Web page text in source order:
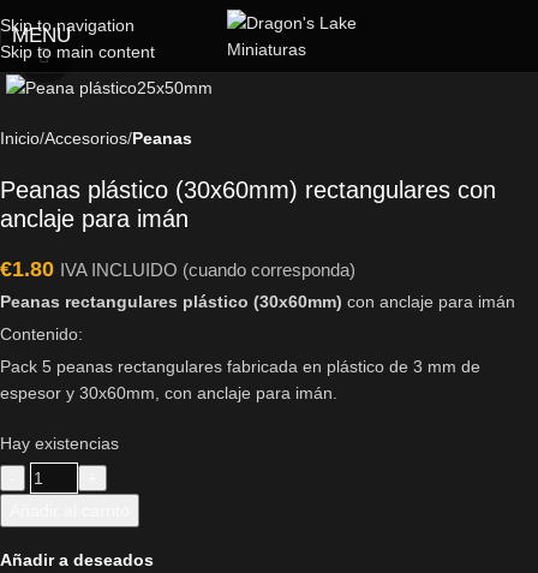
Skip to navigation
Skip to main content
MENU
Click to enlarge
Inicio Accesorios Peanas
Peanas plástico (30x60mm) rectangulares con
anclaje para imán
€1.80 IVA INCLUIDO (cuando corresponda)
Peanas rectangulares plástico (30x60mm) con anclaje para imán
Contenido:
Pack 5 peanas rectangulares fabricada en plástico de 3 mm de
espesor y 30x60mm, con anclaje para imán.
Hay existencias
Añadir a deseados